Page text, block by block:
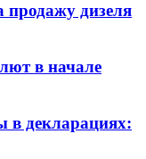
продажу дизеля
в начале
в декларациях: